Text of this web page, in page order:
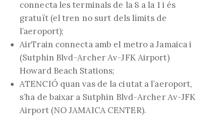
connecta les terminals de la 8 a la 1 i és
gratuït (el tren no surt dels límits de
l’aeroport);
AirTrain connecta amb el metro a Jamaica i
(Sutphin Blvd-Archer Av-JFK Airport)
Howard Beach Stations;
ATENCIÓ quan vas de la ciutat a l’aeroport,
s’ha de baixar a Sutphin Blvd-Archer Av-JFK
Airport (NO JAMAICA CENTER).